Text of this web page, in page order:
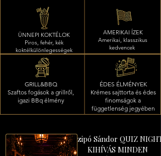
ÜNNEPI KOKTÉLOK
Piros, fehér, kék
koktélkülönlegességek
AMERIKAI ÍZEK
Amerikai, klasszikus
kedvencek
GRILL&BBQ
Szaftos fogások a grillről,
igazi BBq élmény
ÉDES ÉLMÉNYEK
Krémes sajttorta és édes
finomságok a
függetlenség jegyében
Czipó Sándor QUIZ NIGHT
KIHÍVÁS MINDEN